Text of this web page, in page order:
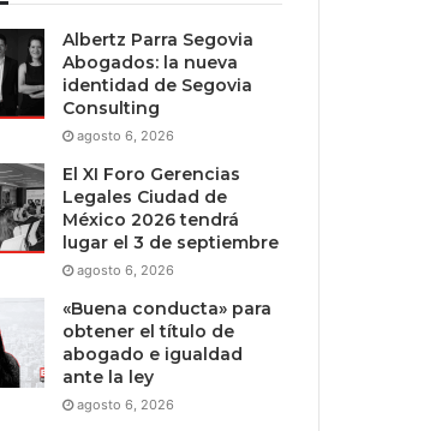
Albertz Parra Segovia
Abogados: la nueva
identidad de Segovia
Consulting
agosto 6, 2026
El XI Foro Gerencias
Legales Ciudad de
México 2026 tendrá
lugar el 3 de septiembre
agosto 6, 2026
«Buena conducta» para
obtener el título de
abogado e igualdad
ante la ley
agosto 6, 2026